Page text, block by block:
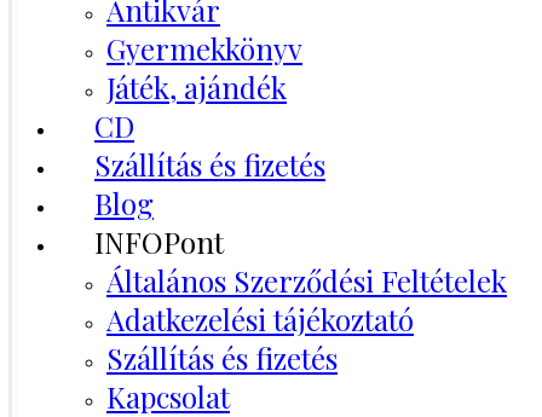
Antikvár
Gyermekkönyv
Játék, ajándék
CD
Szállítás és fizetés
Blog
INFOPont
Általános Szerződési Feltételek
Adatkezelési tájékoztató
Szállítás és fizetés
Kapcsolat